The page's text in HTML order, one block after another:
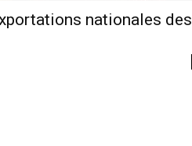
nationales des